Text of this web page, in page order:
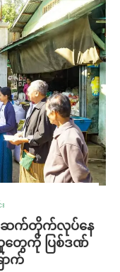
မှုဆက်တိုက်လုပ်နေ
ေကို ပြစ်ဒဏ်
ာက်